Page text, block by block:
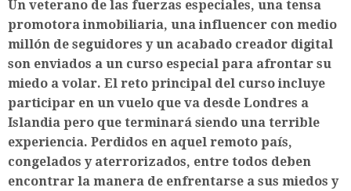
Un veterano de las fuerzas especiales, una tensa
promotora inmobiliaria, una influencer con medio
millón de seguidores y un acabado creador digital
son enviados a un curso especial para afrontar su
miedo a volar. El reto principal del curso incluye
participar en un vuelo que va desde Londres a
Islandia pero que terminará siendo una terrible
experiencia. Perdidos en aquel remoto país,
congelados y aterrorizados, entre todos deben
encontrar la manera de enfrentarse a sus miedos y